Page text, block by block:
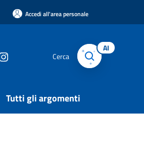
Accedi all'area personale
Cerca
AI
Tutti gli argomenti